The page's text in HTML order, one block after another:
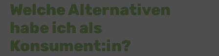
Welche Alternativen
habe ich als
Konsument:in?